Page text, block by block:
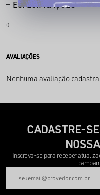
ESPECIFICAÇÕES
0
Nenhuma avaliação
CADASTRE-
Inscreva-se para receber